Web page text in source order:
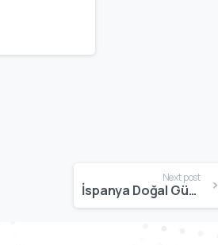
Next post
İspanya Doğal Güzellikleri | Doğa, Sahiller ve Milli Parklar